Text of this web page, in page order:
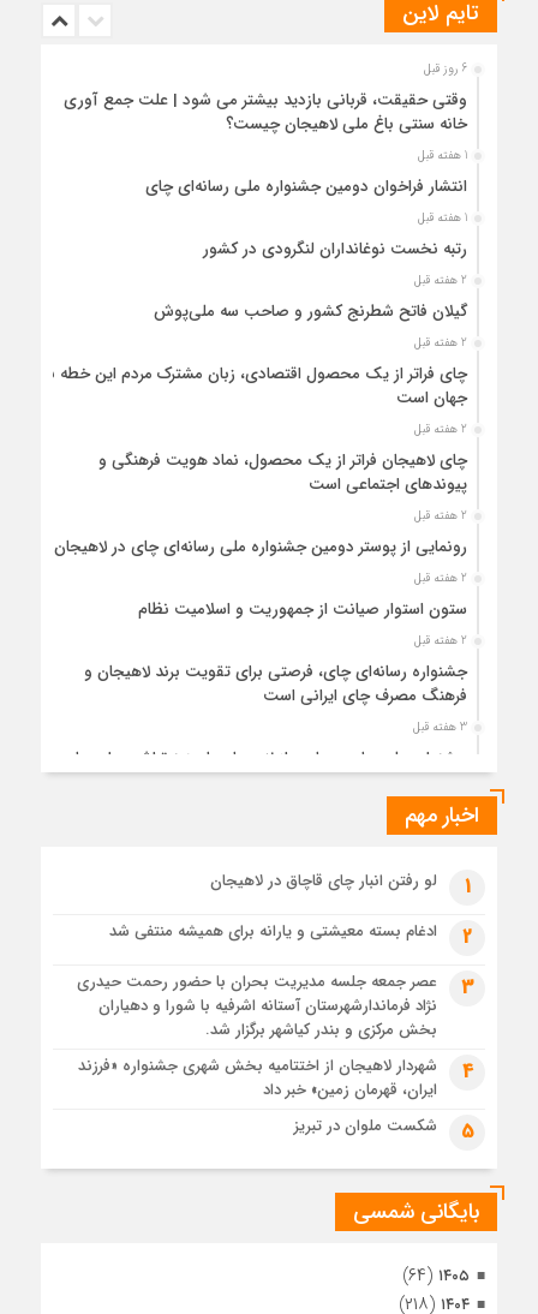
تایم لاین
6 روز قبل
وقتی حقیقت، قربانی بازدید بیشتر می شود | علت جمع آوری
خانه سنتی باغ ملی لاهیجان چیست؟
1 هفته قبل
انتشار فراخوان دومین جشنواره ملی رسانه‌ای چای
1 هفته قبل
رتبه نخست نوغانداران لنگرودی در کشور
2 هفته قبل
گیلان فاتح شطرنج کشور و صاحب سه ملی‌پوش
2 هفته قبل
چای فراتر از یک محصول اقتصادی، زبان مشترک مردم این خطه با
جهان است
2 هفته قبل
چای لاهیجان فراتر از یک محصول، نماد هویت فرهنگی و
پیوندهای اجتماعی است
2 هفته قبل
رونمایی از پوستر دومین جشنواره ملی رسانه‌ای چای در لاهیجان
2 هفته قبل
ستون استوار صیانت از جمهوریت و اسلامیت نظام
2 هفته قبل
جشنواره رسانه‌ای چای، فرصتی برای تقویت برند لاهیجان و
فرهنگ مصرف چای ایرانی است
3 هفته قبل
جشنواره ملی چای، حمایت از لاهیجان یا هزینه‌تراشی برای چای
3 هفته قبل
3 هفته قبل
رئوف
تصاویر هوایی مراسم تشییع پیکر مطهر آقای شهید ایران – مشهد
مراسم تشییع پیکر مطهر آقای شهید ایران – مشهد
تصاویری از تراکم جمعیت حاضر در میدان ثورهالعشرین نجف
اشرف
اخبار مهم
1 لو رفتن انبار چای قاچاق در لاهیجان
2 ادغام بسته معیشتی و یارانه برای همیشه منتفی شد
3
عصر جمعه جلسه مدیریت بحران با حضور رحمت حیدری
نژاد فرماندارشهرستان آستانه اشرفیه با شورا و دهیاران
بخش مرکزی و بندر کیاشهر برگزار شد.
4
شهردار لاهیجان از اختتامیه بخش شهری جشنواره «فرزند
ایران، قهرمان زمین» خبر داد
5 شکست ملوان در تبریز
بایگانی شمسی
۱۴۰۵ (۶۴)
۱۴۰۴ (۲۱۸)